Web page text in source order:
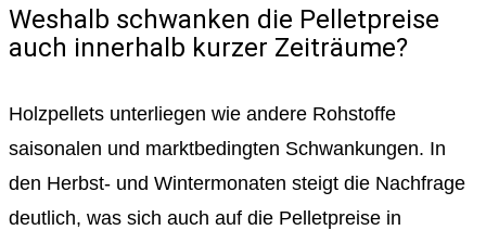
Weshalb schwanken die Pelletpreise
auch innerhalb kurzer Zeiträume?
Holzpellets unterliegen wie andere Rohstoffe
saisonalen und marktbedingten Schwankungen. In
den Herbst- und Wintermonaten steigt die Nachfrage
deutlich, was sich auch auf die Pelletpreise in